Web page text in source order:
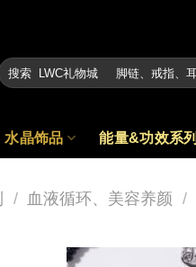
水晶饰品 能量&功效系列
/ 血液循环、美容养颜 /